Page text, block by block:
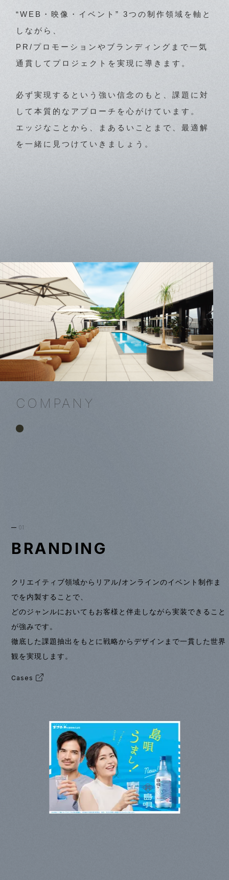
“WEB・映像・イベント” 3つの制作領域を軸と
しながら、
PR/プロモーションやブランディングまで一気
通貫してプロジェクトを実現に導きます。
必ず実現するという強い信念のもと、課題に対
して本質的なアプローチを心がけています。
エッジなことから、まあるいことまで、最適解
を一緒に見つけていきましょう。
COMPANY
01
BRANDING
クリエイティブ領域からリアル/オンラインのイベント制作ま
でを内製することで、
どのジャンルにおいてもお客様と伴走しながら実装できること
が強みです。
徹底した課題抽出をもとに戦略からデザインまで一貫した世界
観を実現します。
Cases